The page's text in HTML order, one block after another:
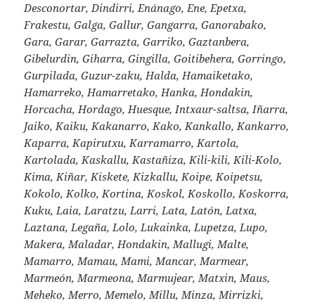
Desconortar, Dindirri, Enánago, Ene, Epetxa,
Frakestu, Galga, Gallur, Gangarra, Ganorabako,
Gara, Garar, Garrazta, Garriko, Gaztanbera,
Gibelurdin, Giharra, Gingilla, Goitibehera, Gorringo,
Gurpilada, Guzur-zaku, Halda, Hamaiketako,
Hamarreko, Hamarretako, Hanka, Hondakin,
Horcacha, Hordago, Huesque, Intxaur-saltsa, Iñarra,
Jaiko, Kaiku, Kakanarro, Kako, Kankallo, Kankarro,
Kaparra, Kapirutxu, Karramarro, Kartola,
Kartolada, Kaskallu, Kastañiza, Kili-kili, Kili-Kolo,
Kima, Kiñar, Kiskete, Kizkallu, Koipe, Koipetsu,
Kokolo, Kolko, Kortina, Koskol, Koskollo, Koskorra,
Kuku, Laia, Laratzu, Larri, Lata, Latón, Latxa,
Laztana, Legaña, Lolo, Lukainka, Lupetza, Lupo,
Makera, Maladar, Hondakin, Mallugi, Malte,
Mamarro, Mamau, Mami, Mancar, Marmear,
Marmeón, Marmeona, Marmujear, Matxin, Maus,
Meheko, Merro, Memelo, Millu, Minza, Mirrizki,